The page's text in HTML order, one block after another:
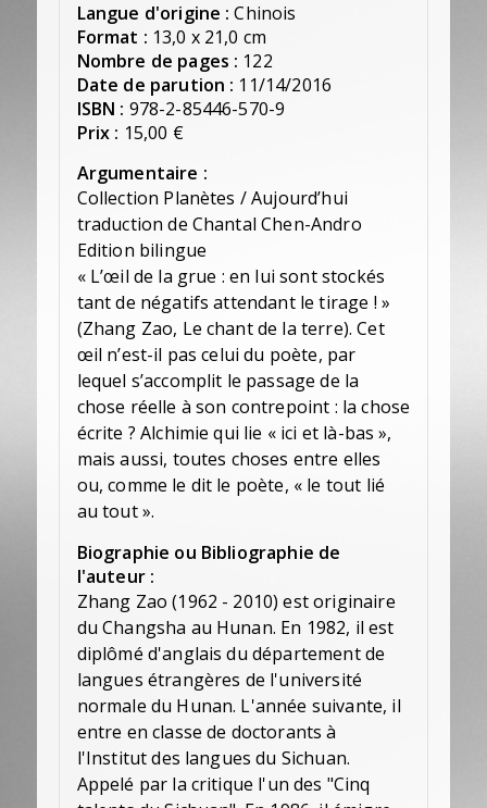
Langue d'origine : Chinois
Format : 13,0 x 21,0 cm
Nombre de pages : 122
Date de parution : 11/14/2016
ISBN : 978-2-85446-570-9
Prix : 15,00 €
Argumentaire :
Collection Planètes / Aujourd’hui
traduction de Chantal Chen-Andro
Edition bilingue
« L’œil de la grue : en lui sont stockés
tant de négatifs attendant le tirage ! »
(Zhang Zao, Le chant de la terre). Cet
œil n’est-il pas celui du poète, par
lequel s’accomplit le passage de la
chose réelle à son contrepoint : la chose
écrite ? Alchimie qui lie « ici et là-bas »,
mais aussi, toutes choses entre elles
ou, comme le dit le poète, « le tout lié
au tout ».
Biographie ou Bibliographie de
l'auteur :
Zhang Zao (1962 - 2010) est originaire
du Changsha au Hunan. En 1982, il est
diplômé d'anglais du département de
langues étrangères de l'université
normale du Hunan. L'année suivante, il
entre en classe de doctorants à
l'Institut des langues du Sichuan.
Appelé par la critique l'un des "Cinq